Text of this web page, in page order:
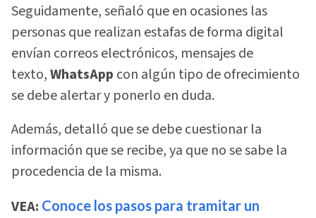
Seguidamente, señaló que en ocasiones las
personas que realizan estafas de forma digital
envían correos electrónicos, mensajes de
texto,WhatsApp con algún tipo de ofrecimiento
se debe alertar y ponerlo en duda.
Además, detalló que se debe cuestionar la
información que se recibe, ya que no se sabe la
procedencia de la misma.
VEA: Conoce los pasos para tramitar un